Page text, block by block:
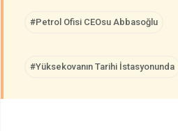
#Petrol Ofisi CEOsu Abbasoğlu
#Yüksekovanın Tarihi İstasyonunda